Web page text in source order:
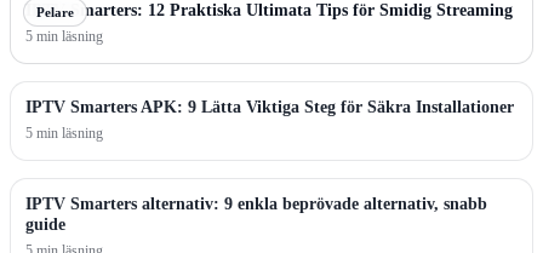
Pelare
IPTV Smarters: 12 Praktiska Ultimata Tips för Smidig Streaming
5 min läsning
IPTV Smarters APK: 9 Lätta Viktiga Steg för Säkra Installationer
5 min läsning
IPTV Smarters alternativ: 9 enkla beprövade alternativ, snabb
guide